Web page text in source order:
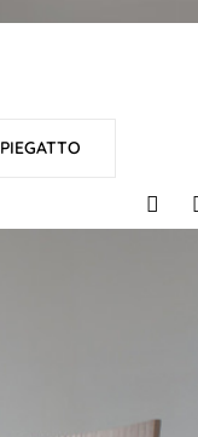
PIEGATTO